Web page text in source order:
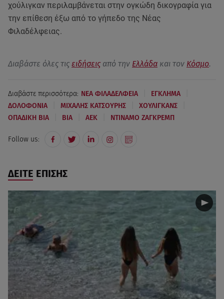
χούλιγκαν περιλαμβάνεται στην ογκώδη δικογραφία για
την επίθεση έξω από το γήπεδο της Νέας
Φιλαδέλφειας.
Διαβάστε όλες τις ειδήσεις από την Ελλάδα και τον Κόσμο.
Διαβάστε περισσότερα: ΝΕΑ ΦΙΛΑΔΕΛΦΕΙΑ ΕΓΚΛΗΜΑ
ΔΟΛΟΦΟΝΙΑ ΜΙΧΑΛΗΣ ΚΑΤΣΟΥΡΗΣ ΧΟΥΛΙΓΚΑΝΣ
ΟΠΑΔΙΚΗ ΒΙΑ ΒΙΑ AEK ΝΤΙΝΑΜΟ ΖΑΓΚΡΕΜΠ
Follow us:
ΔΕΙΤΕ ΕΠΙΣΗΣ